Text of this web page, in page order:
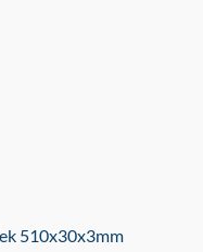
510x30x3mm